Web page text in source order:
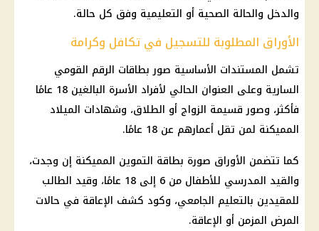
والدخل والحالة الصحية أو التعليمية وفق كل حالة.
الأوراق المطلوبة للتسجيل في تكافل وكرامة
تشمل المستندات الأساسية صور بطاقات الرقم القومي
السارية وعلى العنوان الحالي لأفراد الأسرة البالغين 18 عامًا
فأكثر، وصور قسيمة الزواج أو الطلاق، وشهادات الميلاد
المميكنة لمن تقل أعمارهم عن 18 عامًا.
كما تتضمن الأوراق صورة بطاقة التموين المميكنة إن وجدت،
والقيد المدرسي للأطفال من 6 إلى 18 عامًا، وقيد الطالب
للمقيدين بالتعليم الجامعي، وكود كشف الإعاقة في حالات
المرض المزمن أو الإعاقة.